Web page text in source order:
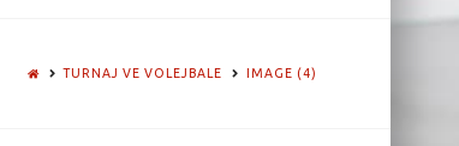
HOMETURNAJ VE VOLEJBALE IMAGE (4)